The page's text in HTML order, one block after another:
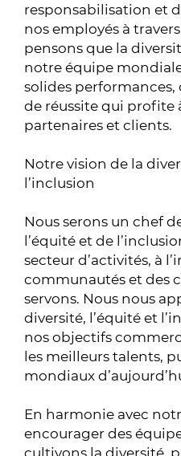
responsabilisation et
nos employés à
pensons que la
notre équipe
solides
de réussite qui profite
partenaires et clients.
Notre vision de la
l’inclusion
Nous serons un chef
l’équité et de
secteur d’activités, à
communautés et des
servons. Nous nous
diversité, l’équité et
nos objectifs
les meilleurs talents,
mondiaux
En harmonie avec
encourager des